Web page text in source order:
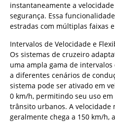
instantaneamente a
segurança. Essa
estradas com múltiplas faixas
Intervalos de Velocidade e
Os sistemas de cruzeiro
uma ampla gama de
a diferentes cenários de
sistema pode ser ativado em
0 km/h, permitindo seu uso
trânsito urbanos. A velocidade
geralmente chega a 150 km/h,